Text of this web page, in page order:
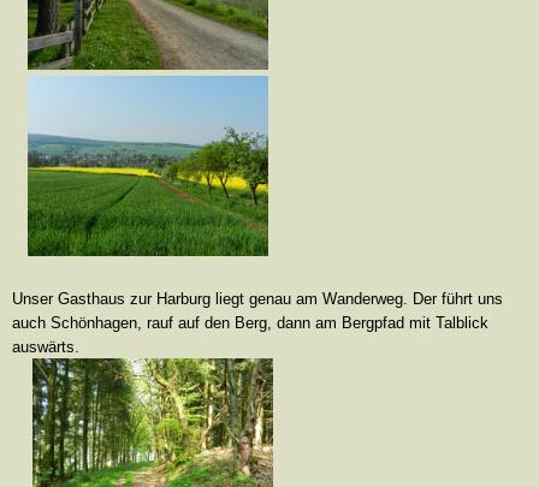
Unser Gasthaus zur Harburg liegt genau am Wanderweg. Der führt uns
auch Schönhagen, rauf auf den Berg, dann am Bergpfad mit Talblick
auswärts.